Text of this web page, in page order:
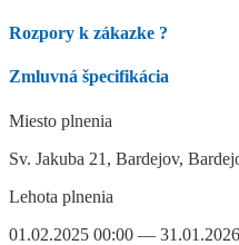
Rozpory k zákazke ?
Zmluvná špecifikácia
Miesto plnenia
Sv. Jakuba 21, Bardejov,
Lehota plnenia
01.02.2025 00:00 —